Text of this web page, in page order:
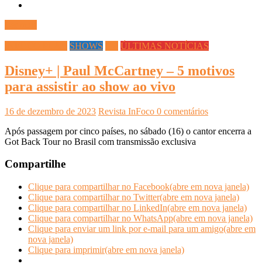
SHOWS ÚLTIMAS NOTÍCIAS
Disney+ | Paul McCartney – 5 motivos
para assistir ao show ao vivo
16 de dezembro de 2023 Revista InFoco 0 comentários
Após passagem por cinco países, no sábado (16) o cantor encerra a
Got Back Tour no Brasil com transmissão exclusiva
Compartilhe
Clique para compartilhar no Facebook(abre em nova janela)
Clique para compartilhar no Twitter(abre em nova janela)
Clique para compartilhar no LinkedIn(abre em nova janela)
Clique para compartilhar no WhatsApp(abre em nova janela)
Clique para enviar um link por e-mail para um amigo(abre em
nova janela)
Clique para imprimir(abre em nova janela)